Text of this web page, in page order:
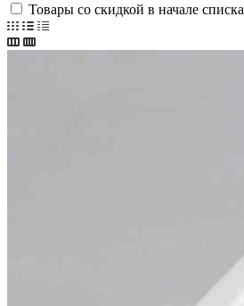
Товары со скидкой в начале списка